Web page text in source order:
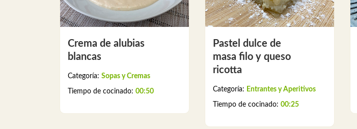
Crema de alubias
blancas
Categoría: Sopas y Cremas
Tiempo de cocinado: 00:50
Pastel dulce de
masa filo y queso
ricotta
Categoría: Entrantes y Aperitivos
Tiempo de cocinado: 00:25